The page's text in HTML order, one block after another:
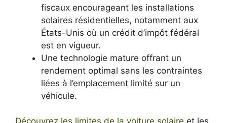
fiscaux encourageant les installations
solaires résidentielles, notamment aux
États-Unis où un crédit d’impôt fédéral
est en vigueur.
Une technologie mature offrant un
rendement optimal sans les contraintes
liées à l’emplacement limité sur un
véhicule.